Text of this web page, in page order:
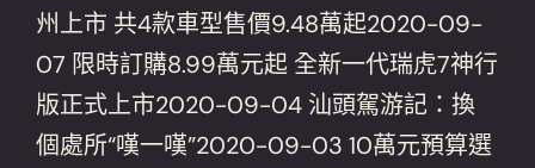
州上市 共4款車型售價9.48萬起2020-09-
07 限時訂購8.99萬元起 全新一代瑞虎7神行
版正式上市2020-09-04 汕頭駕游記：換
個處所“嘆一嘆”2020-09-03 10萬元預算選